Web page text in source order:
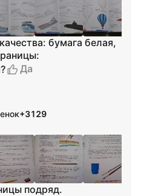
бумага белая,
Да
+3129
подряд.